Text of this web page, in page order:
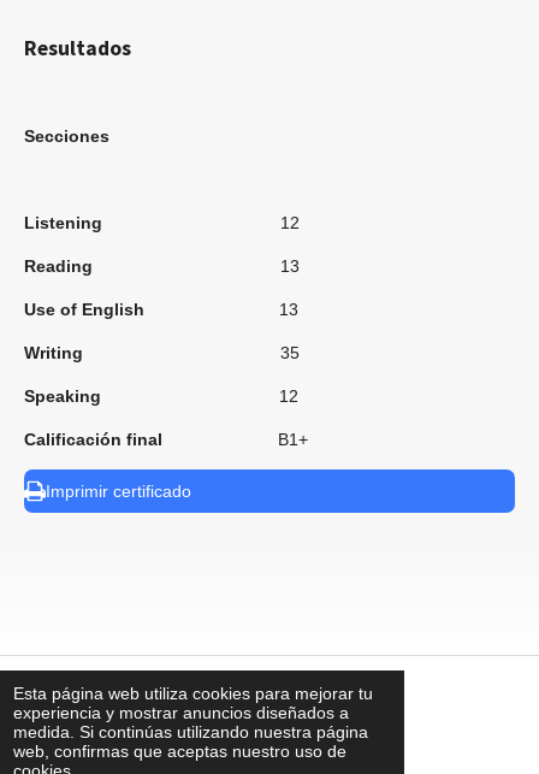
Esta página web utiliza cookies para mejorar tu
experiencia y mostrar anuncios diseñados a
medida. Si continúas utilizando nuestra página
web, confirmas que aceptas nuestro uso de
Resultados
Secciones
Listening 12
Reading 13
Use of English 13
Writing 35
Speaking 12
Calificación final B1+
Imprimir certificado
⠀